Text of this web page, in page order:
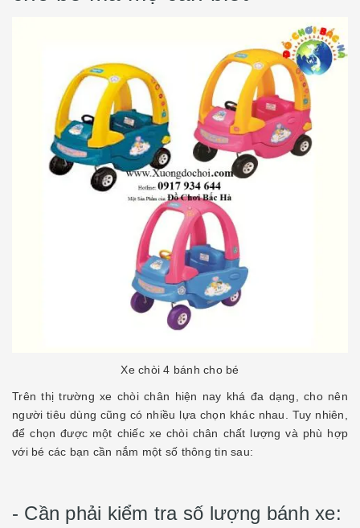
Xe chòi 4 bánh cho bé
Trên thị trường xe chòi chân hiện nay khá đa dạng, cho nên
người tiêu dùng cũng có nhiều lựa chọn khác nhau. Tuy nhiên,
để chọn được một chiếc xe chòi chân chất lượng và phù hợp
với bé các bạn cần nắm một số thông tin sau:
- Cần phải kiểm tra số lượng bánh xe: